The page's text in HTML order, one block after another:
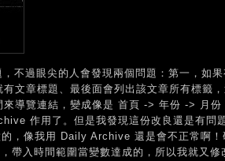
不過眼尖的人會發現兩個問題：第一，如果
文章標題、最後面會列出該文章所有標籤，
來導覽連結，變成像是 首頁 -> 年份 -> 月份
作用了。但是我發現這份改良還是有問
，像我用 Daily Archive 還是會不正常啊！
帶入時間範圍當變數達成的，所以我就又修